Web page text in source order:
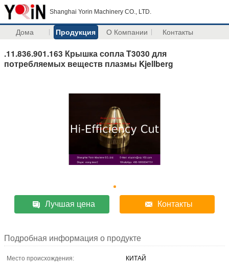
Shanghai Yorin Machinery CO., LTD.
Дома Продукция О Компании Контакты
.11.836.901.163 Крышка сопла T3030 для
потребляемых веществ плазмы Kjellberg
Лучшая цена Контакты
Подробная информация о продукте
Место происхождения:
КИТАЙ